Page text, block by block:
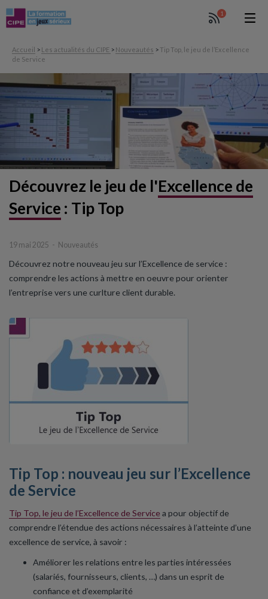
1
Accueil > Les actualités du CIPE > Nouveautés > Tip Top, le jeu de l’Excellence
de Service
Découvrez le jeu de l'Excellence de
Service : Tip Top
19 mai 2025 Nouveautés
Découvrez notre nouveau jeu sur l’Excellence de service :
comprendre les actions à mettre en oeuvre pour orienter
l’entreprise vers une curlture client durable.
Tip Top : nouveau jeu sur l’Excellence
de Service
Tip Top, le jeu de l’Excellence de Service a pour objectif de
comprendre l’étendue des actions nécessaires à l’atteinte d’une
excellence de service, à savoir :
Améliorer les relations entre les parties intéressées
(salariés, fournisseurs, clients, …) dans un esprit de
confiance et d’exemplarité